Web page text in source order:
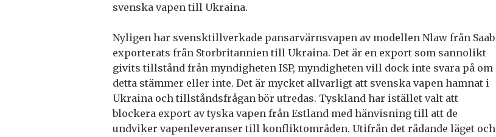
svenska vapen till Ukraina.
Nyligen har svensktillverkade pansarvärnsvapen av modellen Nlaw från Saab
exporterats från Storbritannien till Ukraina. Det är en export som sannolikt
givits tillstånd från myndigheten ISP, myndigheten vill dock inte svara på om
detta stämmer eller inte. Det är mycket allvarligt att svenska vapen hamnat i
Ukraina och tillståndsfrågan bör utredas. Tyskland har istället valt att
blockera export av tyska vapen från Estland med hänvisning till att de
undviker vapenleveranser till konfliktområden. Utifrån det rådande läget och